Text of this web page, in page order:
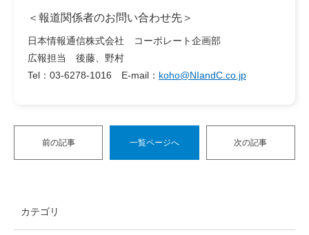
＜報道関係者のお問い合わせ先＞
日本情報通信株式会社 コーポレート企画部
広報担当 後藤、野村
Tel：03-6278-1016 E-mail： koho@NIandC.co.jp
前の記事 一覧ページへ 次の記事
カテゴリ